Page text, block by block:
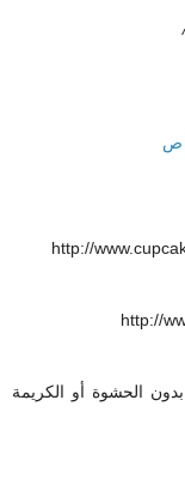
http://
http://
الحشوة أو الكريمة